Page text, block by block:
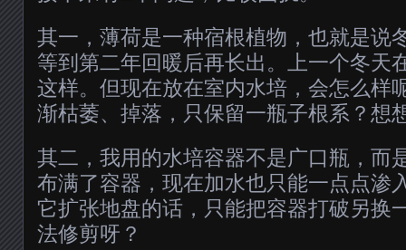
其一，薄荷是一种宿根植物，也就是说
等到第二年回暖后再长出。上一个冬天
这样。但现在放在室内水培，会怎么样
渐枯萎、掉落，只保留一瓶子根系？想
其二，我用的水培容器不是广口瓶，而
布满了容器，现在加水也只能一点点渗
它扩张地盘的话，只能把容器打破另换
法修剪呀？